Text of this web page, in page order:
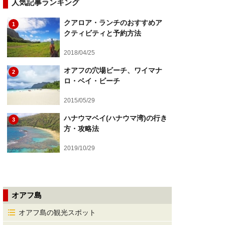
人気記事ランキング
1
クアロア・ランチのおすすめア
クティビティと予約方法
2018/04/25
2
オアフの穴場ビーチ、ワイマナ
ロ・ベイ・ビーチ
2015/05/29
3
ハナウマベイ(ハナウマ湾)の行き
方・攻略法
2019/10/29
オアフ島
オアフ島の観光スポット